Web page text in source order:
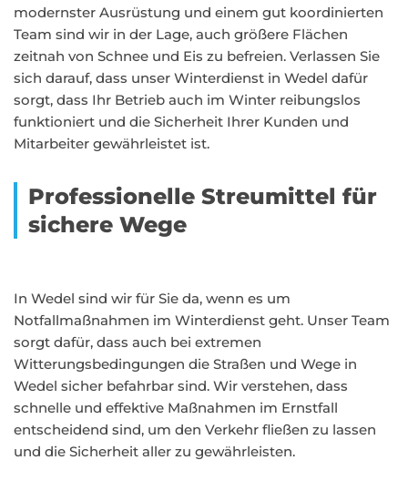
modernster Ausrüstung und einem gut koordinierten
Team sind wir in der Lage, auch größere Flächen
zeitnah von Schnee und Eis zu befreien. Verlassen Sie
sich darauf, dass unser Winterdienst in Wedel dafür
sorgt, dass Ihr Betrieb auch im Winter reibungslos
funktioniert und die Sicherheit Ihrer Kunden und
Mitarbeiter gewährleistet ist.
Professionelle Streumittel für
sichere Wege
In Wedel sind wir für Sie da, wenn es um
Notfallmaßnahmen im Winterdienst geht. Unser Team
sorgt dafür, dass auch bei extremen
Witterungsbedingungen die Straßen und Wege in
Wedel sicher befahrbar sind. Wir verstehen, dass
schnelle und effektive Maßnahmen im Ernstfall
entscheidend sind, um den Verkehr fließen zu lassen
und die Sicherheit aller zu gewährleisten.